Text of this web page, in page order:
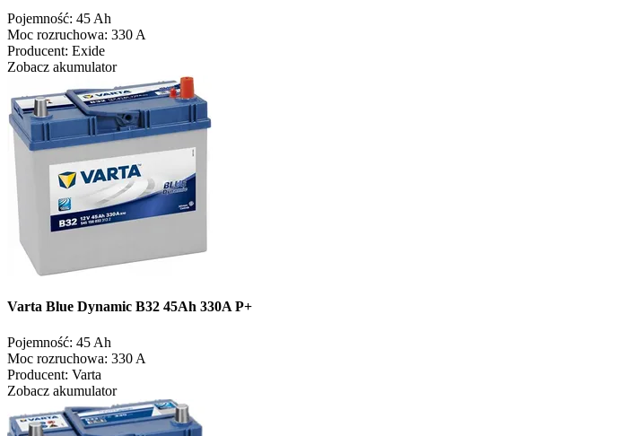
Pojemność: 45 Ah
Moc rozruchowa: 330 A
Producent: Exide
Zobacz akumulator
Varta Blue Dynamic B32 45Ah 330A P+
Pojemność: 45 Ah
Moc rozruchowa: 330 A
Producent: Varta
Zobacz akumulator